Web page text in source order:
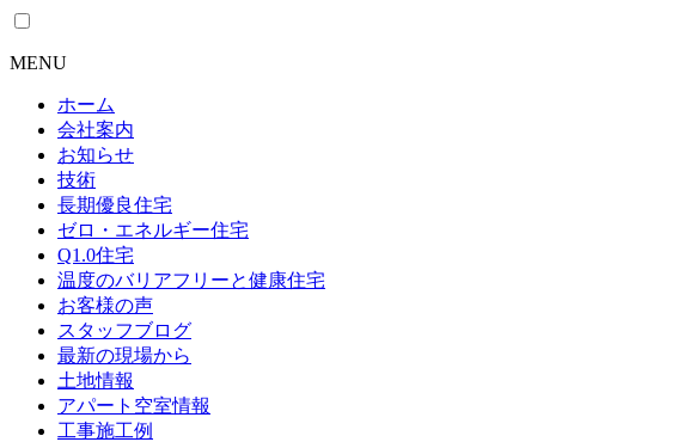
MENU
ホーム
会社案内
お知らせ
技術
長期優良住宅
ゼロ・エネルギー住宅
Q1.0住宅
温度のバリアフリーと健康住宅
お客様の声
スタッフブログ
最新の現場から
土地情報
アパート空室情報
工事施工例